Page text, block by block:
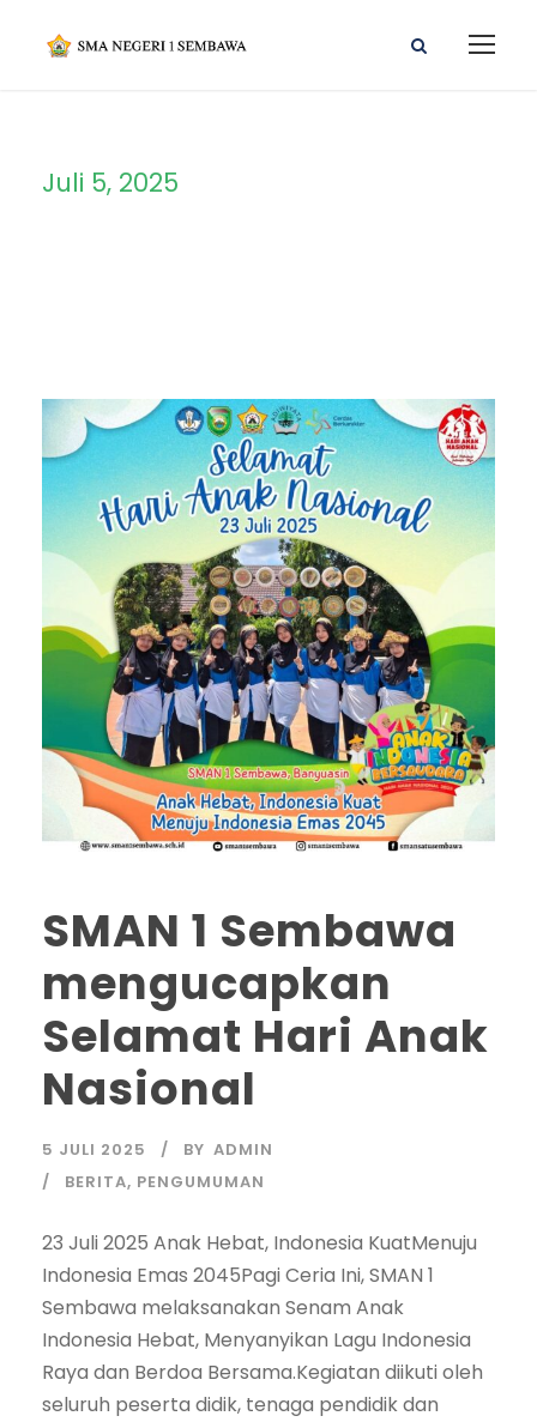
Juli 5, 2025
SMAN 1 Sembawa
mengucapkan
Selamat Hari Anak
Nasional
5 JULI 2025 BY ADMIN
BERITA, PENGUMUMAN
23 Juli 2025 Anak Hebat, Indonesia KuatMenuju
Indonesia Emas 2045Pagi Ceria Ini, SMAN 1
Sembawa melaksanakan Senam Anak
Indonesia Hebat, Menyanyikan Lagu Indonesia
Raya dan Berdoa Bersama.Kegiatan diikuti oleh
seluruh peserta didik, tenaga pendidik dan